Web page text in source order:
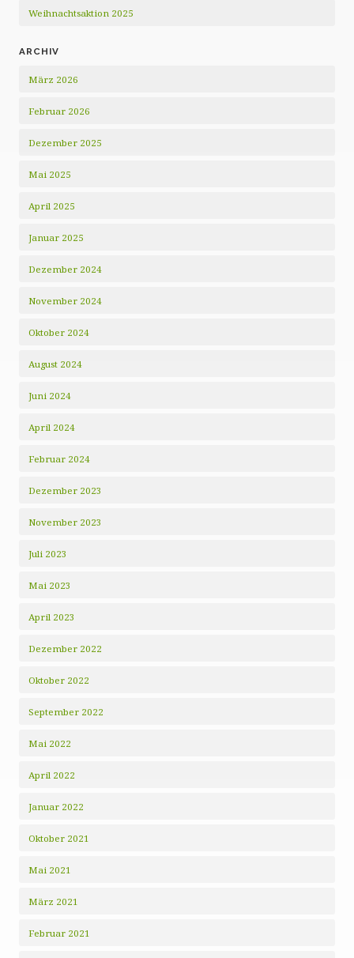
Weihnachtsaktion 2025
ARCHIV
März 2026
Februar 2026
Dezember 2025
Mai 2025
April 2025
Januar 2025
Dezember 2024
November 2024
Oktober 2024
August 2024
Juni 2024
April 2024
Februar 2024
Dezember 2023
November 2023
Juli 2023
Mai 2023
April 2023
Dezember 2022
Oktober 2022
September 2022
Mai 2022
April 2022
Januar 2022
Oktober 2021
Mai 2021
März 2021
Februar 2021